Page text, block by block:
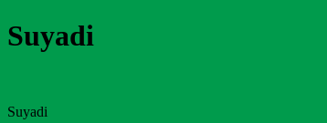
Suyadi
Suyadi